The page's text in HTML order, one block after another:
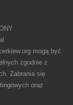
mogą być
zgodnie z
Zabrania się
oraz